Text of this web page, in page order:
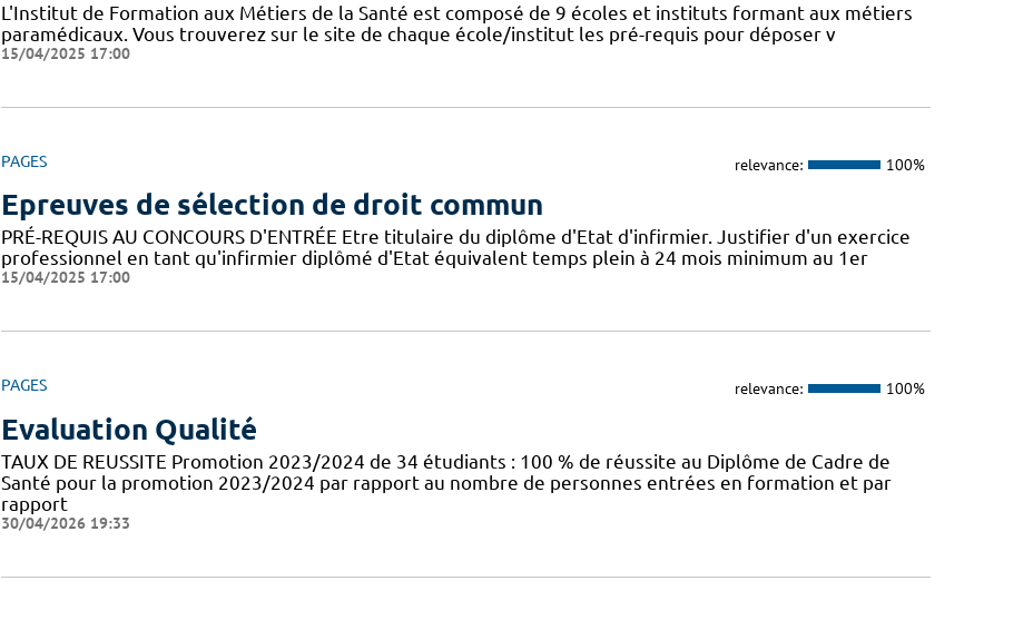
L'Institut de Formation aux Métiers de la Santé est composé de 9 écoles et instituts formant aux métiers
paramédicaux. Vous trouverez sur le site de chaque école/institut les pré-requis pour déposer v
15/04/2025 17:00
PAGES relevance: 100%
Epreuves de sélection de droit commun
PRÉ-REQUIS AU CONCOURS D'ENTRÉE Etre titulaire du diplôme d'Etat d'infirmier. Justifier d'un exercice
professionnel en tant qu'infirmier diplômé d'Etat équivalent temps plein à 24 mois minimum au 1er
15/04/2025 17:00
PAGES relevance: 100%
Evaluation Qualité
TAUX DE REUSSITE Promotion 2023/2024 de 34 étudiants : 100 % de réussite au Diplôme de Cadre de
Santé pour la promotion 2023/2024 par rapport au nombre de personnes entrées en formation et par
rapport
30/04/2026 19:33